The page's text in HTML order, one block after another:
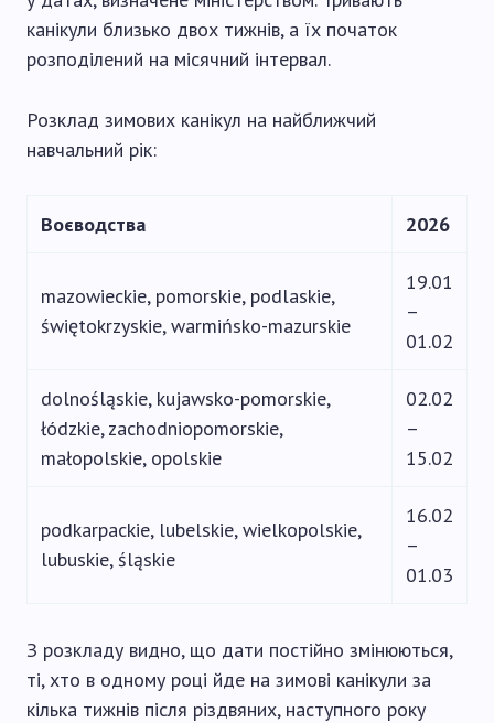
канікули близько двох тижнів, а їх початок
розподілений на місячний інтервал.
Розклад зимових канікул на найближчий
навчальний рік:
Воєводства 2026
mazowieckie, pomorskie, podlaskie,
świętokrzyskie, warmińsko-mazurskie
19.01
–
01.02
dolnośląskie, kujawsko-pomorskie,
łódzkie, zachodniopomorskie,
małopolskie, opolskie
02.02
–
15.02
podkarpackie, lubelskie, wielkopolskie,
lubuskie, śląskie
16.02
–
01.03
З розкладу видно, що дати постійно змінюються,
ті, хто в одному році йде на зимові канікули за
кілька тижнів після різдвяних, наступного року